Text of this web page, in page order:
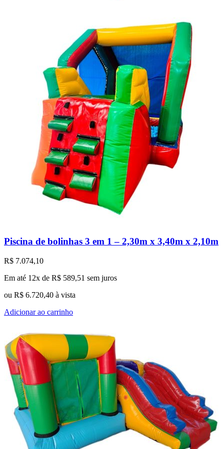
Piscina de bolinhas 3 em 1 – 2,30m x 3,40m x 2,10m
R$ 7.074,10
Em até 12x de R$ 589,51 sem juros
ou R$ 6.720,40 à vista
Adicionar ao carrinho